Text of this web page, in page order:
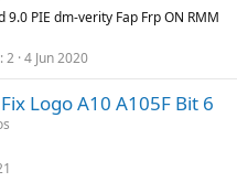
9.0 PIE dm-verity Fap Frp ON RMM
2 4 Jun 2020
Fix Logo A10 A105F Bit 6